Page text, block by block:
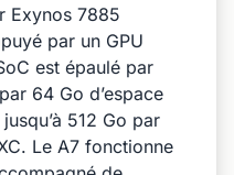
Exynos 7885
par un GPU
est épaulé par
64 Go d’espace
512 Go par
Le A7 fonctionne